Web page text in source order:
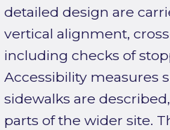
detailed design are
vertical alignment,
including checks of
Accessibility measures
sidewalks are
parts of the wider site.